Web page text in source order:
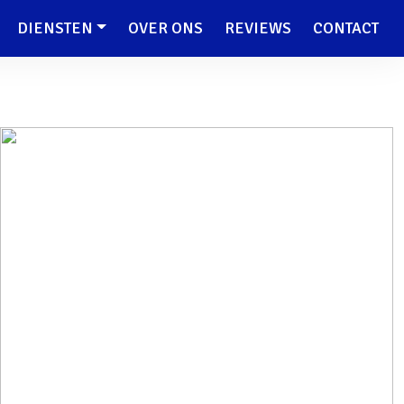
DIENSTEN OVER ONS REVIEWS CONTACT